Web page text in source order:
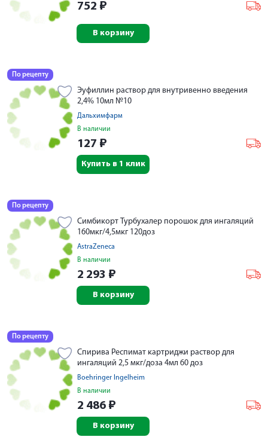
752 ₽
В корзину
По рецепту
Эуфиллин раствор для внутривенно введения
2,4% 10мл №10
Дальхимфарм
В наличии
127 ₽
Купить в 1 клик
По рецепту
Симбикорт Турбухалер порошок для ингаляций
160мкг/4,5мкг 120доз
AstraZeneca
В наличии
2 293 ₽
В корзину
По рецепту
Спирива Респимат картриджи раствор для
ингаляций 2,5 мкг/доза 4мл 60 доз
Boehringer Ingelheim
В наличии
2 486 ₽
В корзину